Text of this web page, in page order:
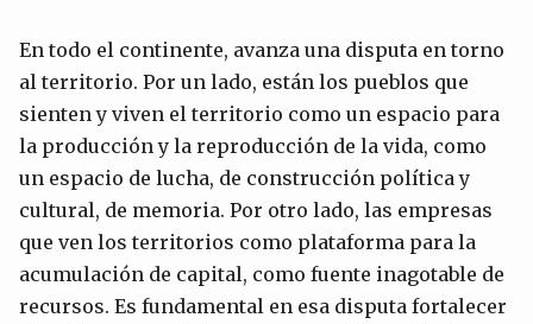
En todo el continente, avanza una disputa en torno
al territorio. Por un lado, están los pueblos que
sienten y viven el territorio como un espacio para
la producción y la reproducción de la vida, como
un espacio de lucha, de construcción política y
cultural, de memoria. Por otro lado, las empresas
que ven los territorios como plataforma para la
acumulación de capital, como fuente inagotable de
recursos. Es fundamental en esa disputa fortalecer